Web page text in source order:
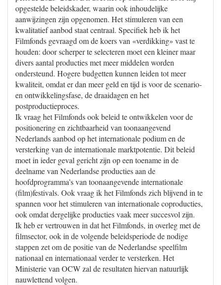
opgestelde beleidskader, waarin ook inhoudelijke
aanwijzingen zijn opgenomen. Het stimuleren van een
kwalitatief aanbod staat centraal. Specifiek heb ik het
Filmfonds gevraagd om de koers van «verdikking» vast te
houden: door scherper te selecteren moet een kleiner maar
divers aantal producties met meer middelen worden
ondersteund. Hogere budgetten kunnen leiden tot meer
kwaliteit, omdat er dan meer geld en tijd is voor de scenario-
en ontwikkelingsfase, de draaidagen en het
postproductieproces.
Ik vraag het Filmfonds ook beleid te ontwikkelen voor de
positionering en zichtbaarheid van toonaangevend
Nederlands aanbod op het internationale podium en de
versterking van de internationale marktpotentie. Dit beleid
moet in ieder geval gericht zijn op een toename in de
deelname van Nederlandse producties aan de
hoofdprogramma’s van toonaangevende internationale
(film)festivals. Ook vraag ik het Filmfonds zich blijvend in te
spannen voor het stimuleren van internationale coproducties,
ook omdat dergelijke producties vaak meer succesvol zijn.
Ik heb er vertrouwen in dat het Filmfonds, in overleg met de
filmsector, ook in de volgende beleidsperiode de nodige
stappen zet om de positie van de Nederlandse speelfilm
nationaal en internationaal verder te versterken. Het
Ministerie van OCW zal de resultaten hiervan natuurlijk
nauwlettend volgen.